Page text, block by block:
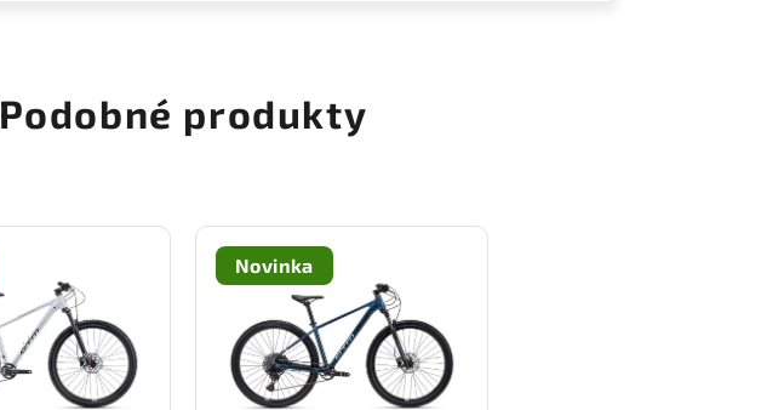
Podobné produkty
Novinka